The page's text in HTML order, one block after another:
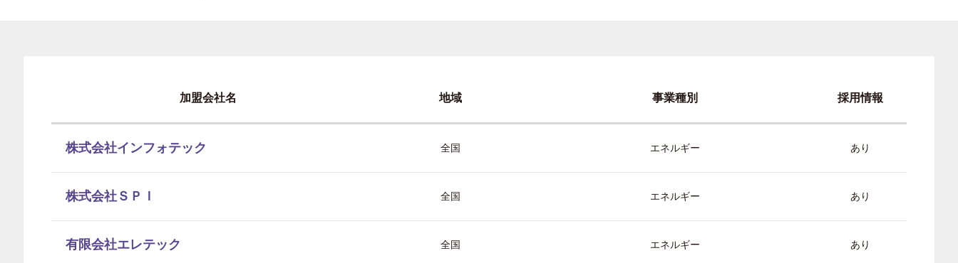
加盟会社名 地域 事業種別 採用情報
株式会社インフォテック 全国 エネルギー あり
株式会社ＳＰＩ 全国 エネルギー あり
有限会社エレテック 全国 エネルギー あり